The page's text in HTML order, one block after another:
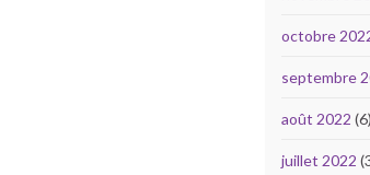
octobre
septembre
août 2022 (6)
juillet 2022